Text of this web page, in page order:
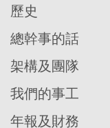
歷史
總幹事的話
架構及團隊
我們的事工
年報及財務